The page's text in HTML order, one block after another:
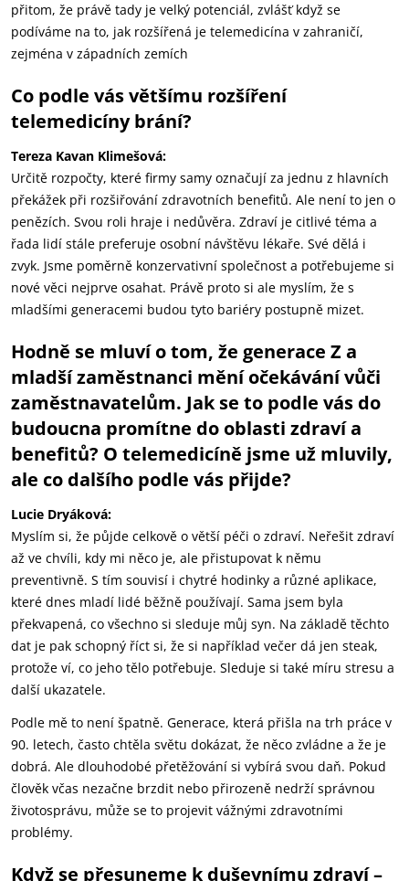
přitom, že právě tady je velký potenciál, zvlášť když se
podíváme na to, jak rozšířená je telemedicína v zahraničí,
zejména v západních zemích
Co podle vás většímu rozšíření
telemedicíny brání?
Tereza Kavan Klimešová:
Určitě rozpočty, které firmy samy označují za jednu z hlavních
překážek při rozšiřování zdravotních benefitů. Ale není to jen o
penězích. Svou roli hraje i nedůvěra. Zdraví je citlivé téma a
řada lidí stále preferuje osobní návštěvu lékaře. Své dělá i
zvyk. Jsme poměrně konzervativní společnost a potřebujeme si
nové věci nejprve osahat. Právě proto si ale myslím, že s
mladšími generacemi budou tyto bariéry postupně mizet.
Hodně se mluví o tom, že generace Z a
mladší zaměstnanci mění očekávání vůči
zaměstnavatelům. Jak se to podle vás do
budoucna promítne do oblasti zdraví a
benefitů? O telemedicíně jsme už mluvily,
ale co dalšího podle vás přijde?
Lucie Dryáková:
Myslím si, že půjde celkově o větší péči o zdraví. Neřešit zdraví
až ve chvíli, kdy mi něco je, ale přistupovat k němu
preventivně. S tím souvisí i chytré hodinky a různé aplikace,
které dnes mladí lidé běžně používají. Sama jsem byla
překvapená, co všechno si sleduje můj syn. Na základě těchto
dat je pak schopný říct si, že si například večer dá jen steak,
protože ví, co jeho tělo potřebuje. Sleduje si také míru stresu a
další ukazatele.
Podle mě to není špatně. Generace, která přišla na trh práce v
90. letech, často chtěla světu dokázat, že něco zvládne a že je
dobrá. Ale dlouhodobé přetěžování si vybírá svou daň. Pokud
člověk včas nezačne brzdit nebo přirozeně nedrží správnou
životosprávu, může se to projevit vážnými zdravotními
problémy.
Když se přesuneme k duševnímu zdraví –